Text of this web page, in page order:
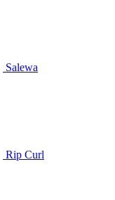
Salewa
Rip Curl